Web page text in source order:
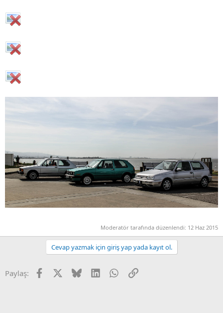
Moderatör tarafında düzenlendi: 12 Haz 2015
Cevap yazmak için giriş yap yada kayıt ol.
Paylaş: Facebook BlueskyLinkedInWhatsApp
Link